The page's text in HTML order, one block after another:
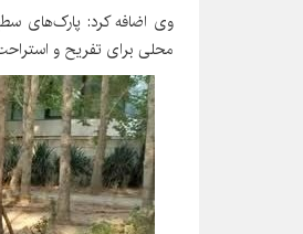
محلی برای تفریح و